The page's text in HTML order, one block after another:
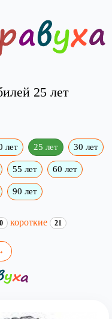
25 лет
лет 25 лет 30 лет
55 лет 60 лет
90 лет
короткие 21